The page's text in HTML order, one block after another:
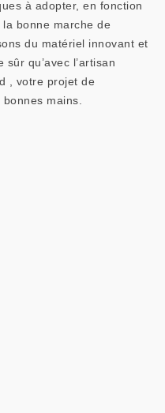
à adopter, en fonction
bonne marche de
du matériel innovant et
qu’avec l’artisan
, votre projet de
mains.